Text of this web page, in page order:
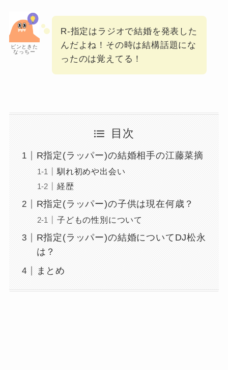
ピンときた
なっちー
R-指定はラジオで結婚を発表した
んだよね！その時は結構話題にな
ったのは覚えてる！
目次
R指定(ラッパー)の結婚相手の江藤菜摘
馴れ初めや出会い
経歴
R指定(ラッパー)の子供は現在何歳？
子どもの性別について
R指定(ラッパー)の結婚についてDJ松永
は？
まとめ